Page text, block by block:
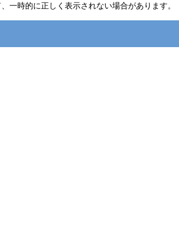
一時的に正しく表示されない場合があります。